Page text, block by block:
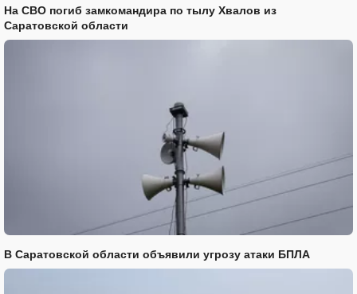
На СВО погиб замкомандира по тылу Хвалов из
Саратовской области
В Саратовской области объявили угрозу атаки БПЛА